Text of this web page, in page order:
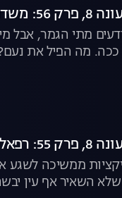
הדחה
מתי הגמר, אבל
ככה. מה הפיל את
נפגשים
השאיר אף עין